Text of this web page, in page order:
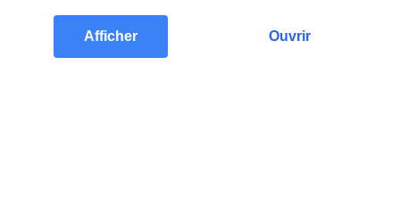
Afficher Ouvrir